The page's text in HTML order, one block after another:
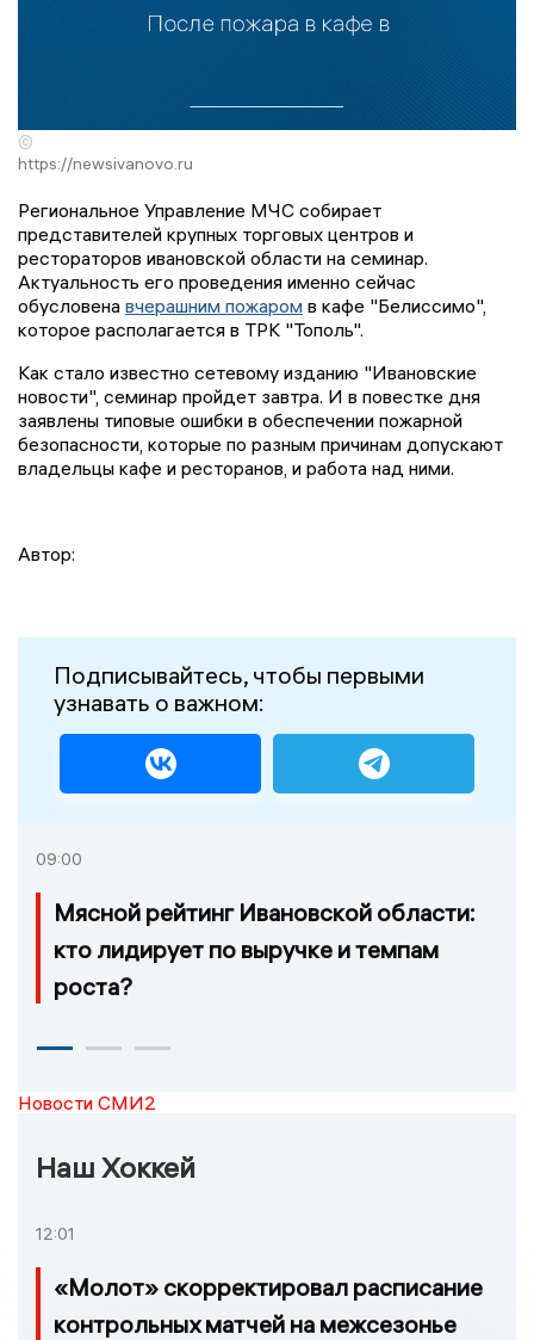
©
https://newsivanovo.ru
Региональное Управление МЧС собирает
представителей крупных торговых центров и
рестораторов ивановской области на семинар.
Актуальность его проведения именно сейчас
обусловена вчерашним пожаром в кафе "Белиссимо",
которое располагается в ТРК "Тополь".
Как стало известно сетевому изданию "Ивановские
новости", семинар пройдет завтра. И в повестке дня
заявлены типовые ошибки в обеспечении пожарной
безопасности, которые по разным причинам допускают
владельцы кафе и ресторанов, и работа над ними.
Автор:
Подписывайтесь, чтобы первыми
узнавать о важном:
09:00
Мясной рейтинг Ивановской области:
кто лидирует по выручке и темпам
роста?
Новости СМИ2
Наш Хоккей
12:01
«Молот» скорректировал расписание
контрольных матчей на межсезонье